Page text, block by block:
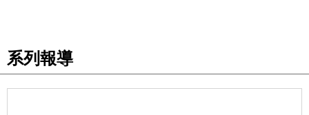
語言
系列報導